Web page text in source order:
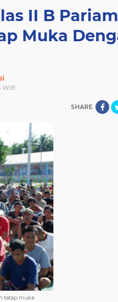
II B
Muka
WIB
SHARE
tatap muka